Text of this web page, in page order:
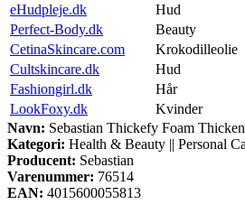
eHudpleje.dk
Hud
Perfect-Body.dk
Beauty
CetinaSkincare.com
Krokodilleolie
Cultskincare.dk
Hud
Fashiongirl.dk
Hår
LookFoxy.dk
Kvinder
Navn: Sebastian Thickefy Foam
Kategori: Health & Beauty || Personal
Producent: Sebastian
Varenummer: 76514
EAN: 4015600055813